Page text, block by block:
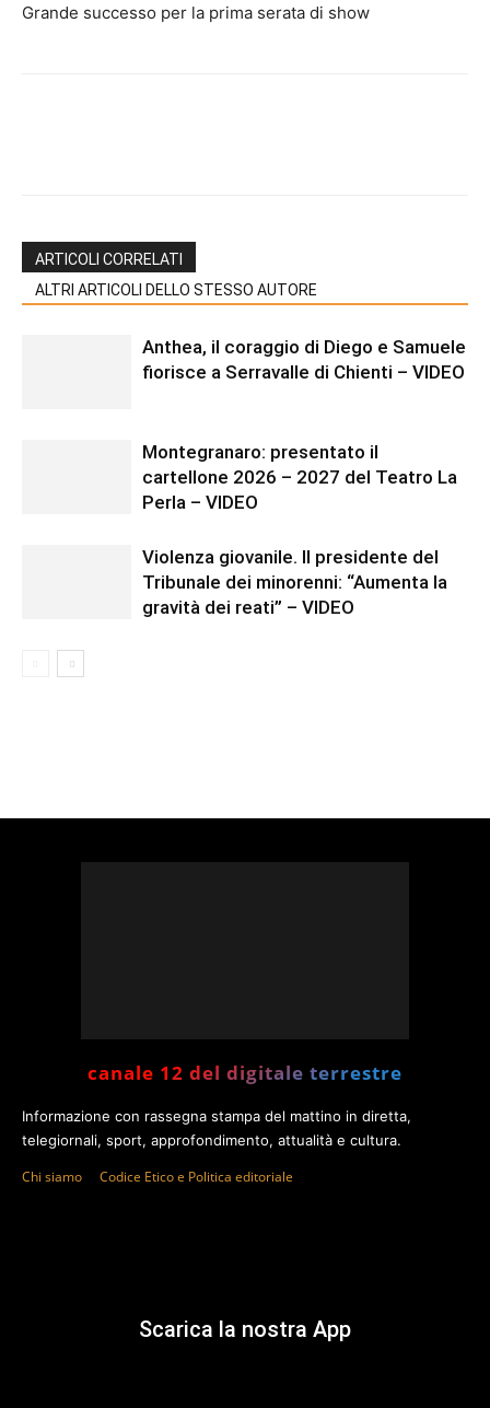
Grande successo per la prima serata di show
ARTICOLI CORRELATI
ALTRI ARTICOLI DELLO STESSO AUTORE
Anthea, il coraggio di Diego e Samuele
fiorisce a Serravalle di Chienti – VIDEO
Montegranaro: presentato il
cartellone 2026 – 2027 del Teatro La
Perla – VIDEO
Violenza giovanile. Il presidente del
Tribunale dei minorenni: “Aumenta la
gravità dei reati” – VIDEO
canale 12 del digitale terrestre
Informazione con rassegna stampa del mattino in diretta,
telegiornali, sport, approfondimento, attualità e cultura.
Chi siamo Codice Etico e Politica editoriale
Scarica la nostra App